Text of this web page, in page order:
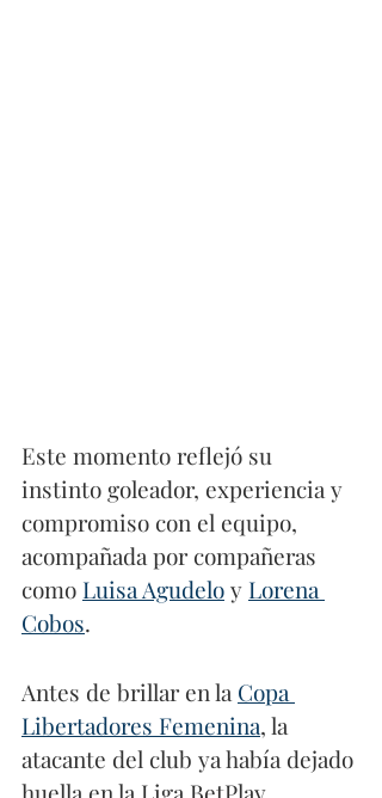
Este momento reflejó su
instinto goleador, experiencia y
compromiso con el equipo,
acompañada por compañeras
como Luisa Agudelo y Lorena
Cobos.
Antes de brillar en la Copa
Libertadores Femenina, la
atacante del club ya había dejado